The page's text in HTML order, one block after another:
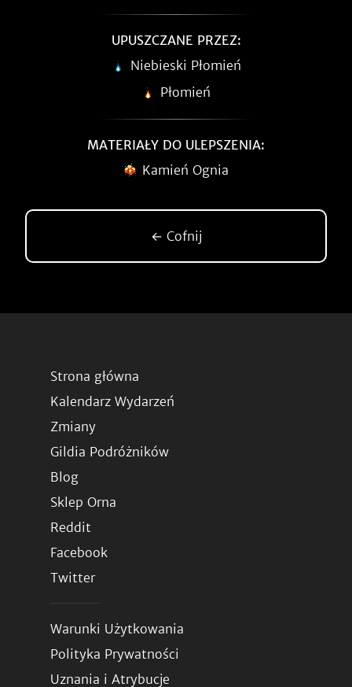
UPUSZCZANE PRZEZ:
Niebieski Płomień
Płomień
MATERIAŁY DO ULEPSZENIA:
Kamień Ognia
← Cofnij
Strona główna
Kalendarz Wydarzeń
Zmiany
Gildia Podróżników
Blog
Sklep Orna
Reddit
Facebook
Twitter
Warunki Użytkowania
Polityka Prywatności
Uznania i Atrybucje